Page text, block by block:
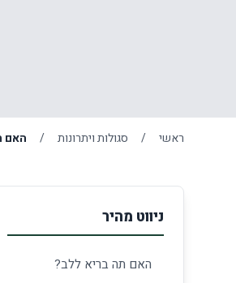
ראשי / סגולות ויתרונות / האם
ניווט מהיר
האם תה בריא ללב?